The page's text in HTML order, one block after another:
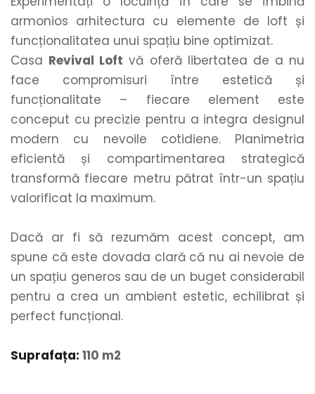
armonios arhitectura cu elemente de loft și
funcționalitatea unui spațiu bine optimizat.
Casa Revival Loft vă oferă libertatea de a nu
face compromisuri între estetică și
funcționalitate – fiecare element este
conceput cu precizie pentru a integra designul
modern cu nevoile cotidiene. Planimetria
eficientă și compartimentarea strategică
transformă fiecare metru pătrat într-un spațiu
valorificat la maximum.
Dacă ar fi să rezumăm acest concept, am
spune că este dovada clară că nu ai nevoie de
un spațiu generos sau de un buget considerabil
pentru a crea un ambient estetic, echilibrat și
perfect funcțional.
Suprafața: 110 m2